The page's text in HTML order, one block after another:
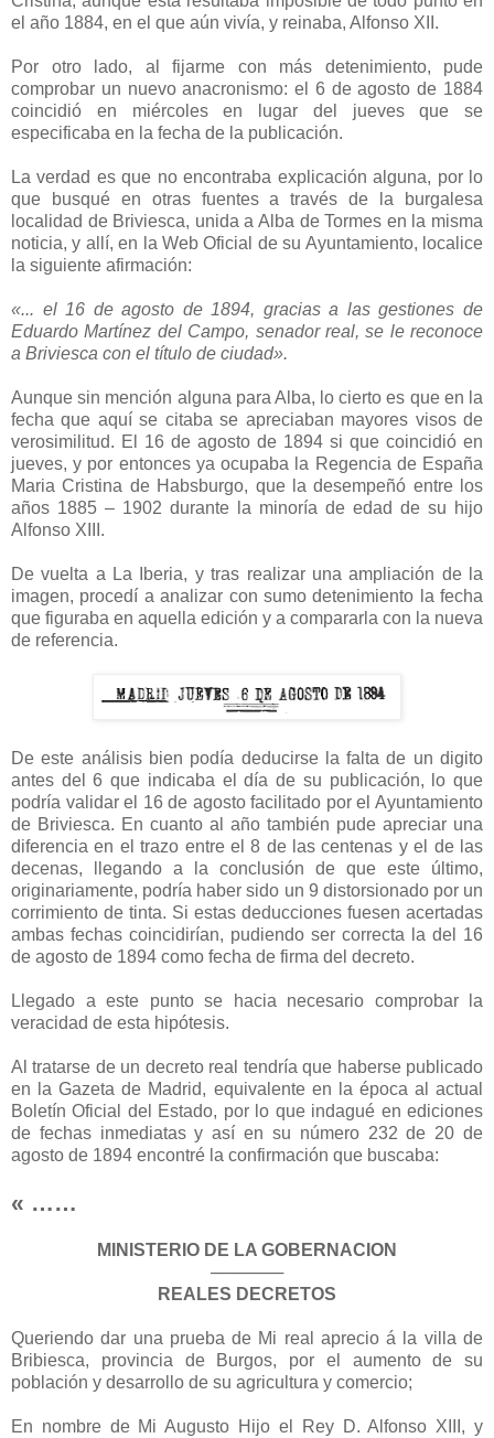
el año 1884, en el que aún vivía, y reinaba, Alfonso XII.
Por otro lado, al fijarme con más detenimiento, pude
comprobar un nuevo anacronismo: el 6 de agosto de 1884
coincidió en miércoles en lugar del jueves que se
especificaba en la fecha de la publicación.
La verdad es que no encontraba explicación alguna, por lo
que busqué en otras fuentes a través de la burgalesa
localidad de Briviesca, unida a Alba de Tormes en la misma
noticia, y allí, en la Web Oficial de su Ayuntamiento, localice
la siguiente afirmación:
«... el 16 de agosto de 1894, gracias a las gestiones de
Eduardo Martínez del Campo, senador real, se le reconoce
a Briviesca con el título de ciudad».
Aunque sin mención alguna para Alba, lo cierto es que en la
fecha que aquí se citaba se apreciaban mayores visos de
verosimilitud. El 16 de agosto de 1894 si que coincidió en
jueves, y por entonces ya ocupaba la Regencia de España
Maria Cristina de Habsburgo, que la desempeñó entre los
años 1885 – 1902 durante la minoría de edad de su hijo
Alfonso XIII.
De vuelta a La Iberia, y tras realizar una ampliación de la
imagen, procedí a analizar con sumo detenimiento la fecha
que figuraba en aquella edición y a compararla con la nueva
de referencia.
De este análisis bien podía deducirse la falta de un digito
antes del 6 que indicaba el día de su publicación, lo que
podría validar el 16 de agosto facilitado por el Ayuntamiento
de Briviesca. En cuanto al año también pude apreciar una
diferencia en el trazo entre el 8 de las centenas y el de las
decenas, llegando a la conclusión de que este último,
originariamente, podría haber sido un 9 distorsionado por un
corrimiento de tinta. Si estas deducciones fuesen acertadas
ambas fechas coincidirían, pudiendo ser correcta la del 16
de agosto de 1894 como fecha de firma del decreto.
Llegado a este punto se hacia necesario comprobar la
veracidad de esta hipótesis.
Al tratarse de un decreto real tendría que haberse publicado
en la Gazeta de Madrid, equivalente en la época al actual
Boletín Oficial del Estado, por lo que indagué en ediciones
de fechas inmediatas y así en su número 232 de 20 de
agosto de 1894 encontré la confirmación que buscaba:
« ……
MINISTERIO DE LA GOBERNACION
──────
REALES DECRETOS
Queriendo dar una prueba de Mi real aprecio á la villa de
Bribiesca, provincia de Burgos, por el aumento de su
población y desarrollo de su agricultura y comercio;
En nombre de Mi Augusto Hijo el Rey D. Alfonso XIII, y